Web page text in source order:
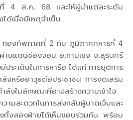
4 ส.ค. 68 และให้ผู้นำแต่ละระดับ
ด้เมื่อมีเหตุจำเป็น
กองทัพภาคที่ 2 กับ ภูมิภาคทหารที่ 4
นแดนช่องจอม อ.กาบเชิง จ.สุรินทร์
ระเด็นในการหารือ ได้แก่ การยุติการ
งหรืออาวุธต่อประชาชน การงดเสริม
ลังในลักษณะที่อาจสร้างความเข้าใจ
มสะดวกในการส่งกลับผู้บาดเจ็บและ
ทั้งสองฝ่ายได้เห็นชอบร่วมกัน พร้อม